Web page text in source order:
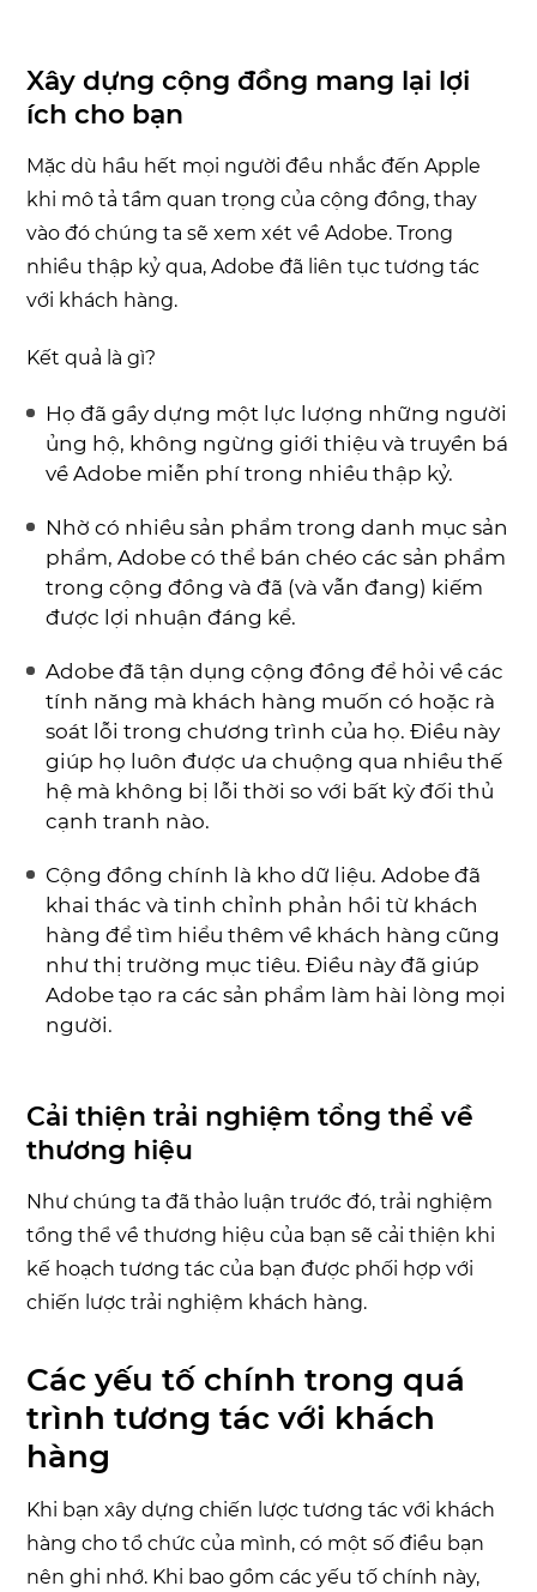
Xây dựng cộng đồng mang lại lợi
ích cho bạn
Mặc dù hầu hết mọi người đều nhắc đến Apple
khi mô tả tầm quan trọng của cộng đồng, thay
vào đó chúng ta sẽ xem xét về Adobe. Trong
nhiều thập kỷ qua, Adobe đã liên tục tương tác
với khách hàng.
Kết quả là gì?
Họ đã gầy dựng một lực lượng những người
ủng hộ, không ngừng giới thiệu và truyền bá
về Adobe miễn phí trong nhiều thập kỷ.
Nhờ có nhiều sản phẩm trong danh mục sản
phẩm, Adobe có thể bán chéo các sản phẩm
trong cộng đồng và đã (và vẫn đang) kiếm
được lợi nhuận đáng kể.
Adobe đã tận dụng cộng đồng để hỏi về các
tính năng mà khách hàng muốn có hoặc rà
soát lỗi trong chương trình của họ. Điều này
giúp họ luôn được ưa chuộng qua nhiều thế
hệ mà không bị lỗi thời so với bất kỳ đối thủ
cạnh tranh nào.
Cộng đồng chính là kho dữ liệu. Adobe đã
khai thác và tinh chỉnh phản hồi từ khách
hàng để tìm hiểu thêm về khách hàng cũng
như thị trường mục tiêu. Điều này đã giúp
Adobe tạo ra các sản phẩm làm hài lòng mọi
người.
Cải thiện trải nghiệm tổng thể về
thương hiệu
Như chúng ta đã thảo luận trước đó, trải nghiệm
tổng thể về thương hiệu của bạn sẽ cải thiện khi
kế hoạch tương tác của bạn được phối hợp với
chiến lược trải nghiệm khách hàng.
Các yếu tố chính trong quá
trình tương tác với khách
hàng
Khi bạn xây dựng chiến lược tương tác với khách
hàng cho tổ chức của mình, có một số điều bạn
nên ghi nhớ. Khi bao gồm các yếu tố chính này,